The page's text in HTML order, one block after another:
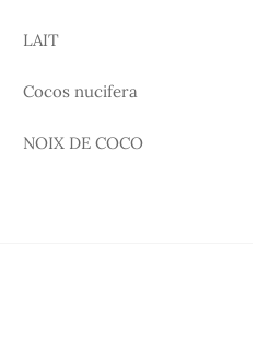
LAIT
Cocos nucifera
NOIX DE COCO